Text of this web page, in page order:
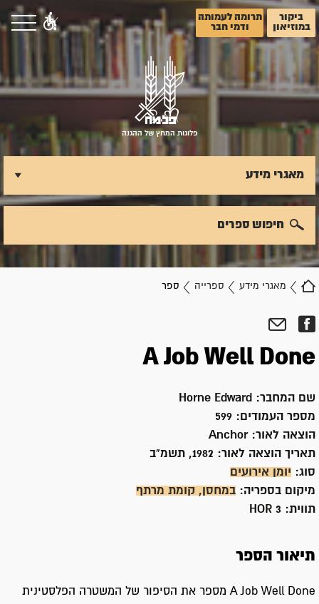
ביקור
במוזיאון
תרומה לעמותה
ודמי חבר
פלוגות המחץ של ההגנה
מאגרי מידע ספרייה ספר
מאגרי מידע
חיפוש ספרים
A Job Well Done
שם המחבר:
Horne Edward
מספר העמודים: 599
הוצאה לאור:Anchor
תאריך הוצאה לאור:
סוג: יומן אירועים
מיקום בספריה: במחסן, קומת מרתף
תווית: 3 HOR
תיאור הספר
A Job Well Done מספר את הסיפור של המשטרה הפלסטינית